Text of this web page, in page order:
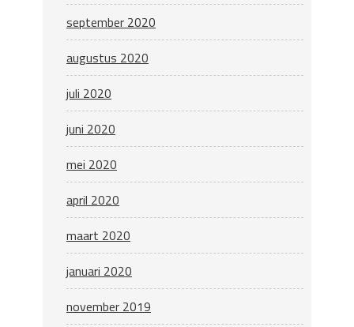
september 2020
augustus 2020
juli 2020
juni 2020
mei 2020
april 2020
maart 2020
januari 2020
november 2019